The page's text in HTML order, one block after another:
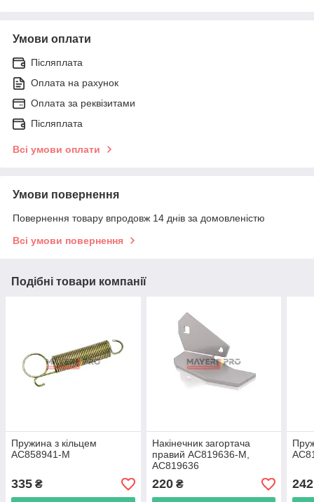
Умови оплати
Післяплата
Оплата на рахунок
Оплата за реквізитами
Післяплата
Всі умови оплати
Умови повернення
Повернення товару впродовж 14 днів за домовленістю
Всі умови повернення
Подібні товари компанії
Пружина з кільцем
AC858941-M
335 ₴
Накінечник загортача
правий AC819636-M,
AC819636
220₴ 242